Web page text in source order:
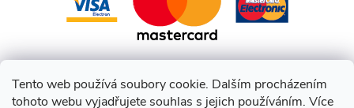
Tento web používá soubory cookie. Dalším procházením
tohoto webu vyjadřujete souhlas s jejich používáním. Více